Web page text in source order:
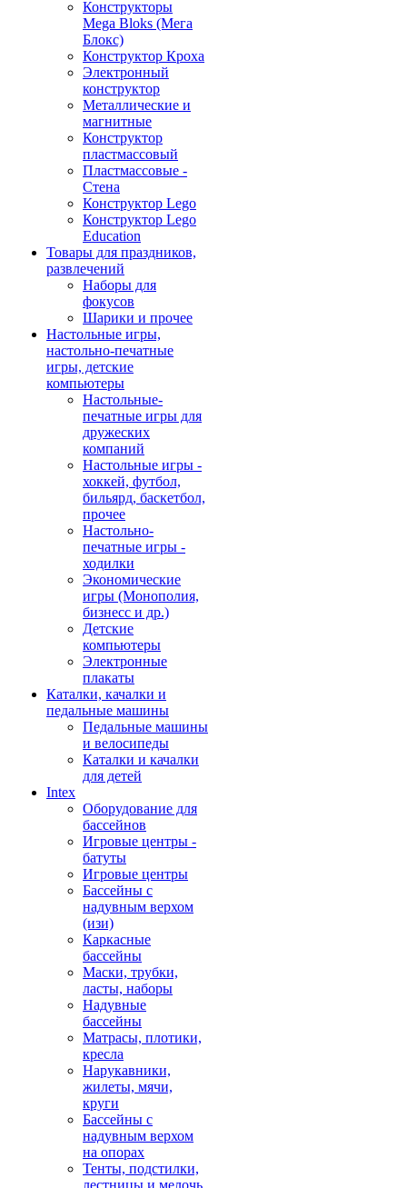
Конструкторы
Mega Bloks (Мега
Блокс)
Конструктор Кроха
Электронный
конструктор
Металлические и
магнитные
Конструктор
пластмассовый
Пластмассовые -
Стена
Конструктор Lego
Конструктор Lego
Education
Товары для праздников,
развлечений
Наборы для
фокусов
Шарики и прочее
Настольные игры,
настольно-печатные
игры, детские
компьютеры
Настольные-
печатные игры для
дружеских
компаний
Настольные игры -
хоккей, футбол,
бильярд, баскетбол,
прочее
Настольно-
печатные игры -
ходилки
Экономические
игры (Монополия,
бизнесс и др.)
Детские
компьютеры
Электронные
плакаты
Каталки, качалки и
педальные машины
Педальные машины
и велосипеды
Каталки и качалки
для детей
Intex
Оборудование для
бассейнов
Игровые центры -
батуты
Игровые центры
Бассейны с
надувным верхом
(изи)
Каркасные
бассейны
Маски, трубки,
ласты, наборы
Надувные
бассейны
Матрасы, плотики,
кресла
Нарукавники,
жилеты, мячи,
круги
Бассейны с
надувным верхом
на опорах
Тенты, подстилки,
лестницы и мелочь